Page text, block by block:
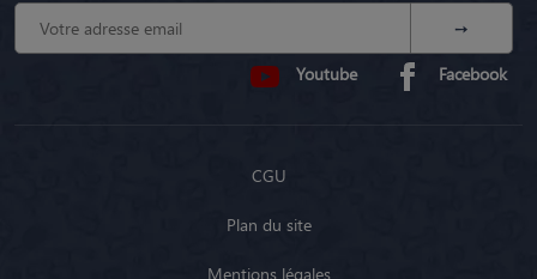
Youtube Facebook
CGU
Plan du site
Mentions légales